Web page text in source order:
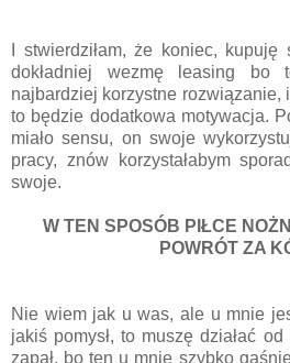
I stwierdziłam, że koniec,
dokładniej wezmę leasing bo
najbardziej korzystne rozwiązanie,
to będzie dodatkowa motywacja.
miało sensu, on swoje
pracy, znów korzystałabym
swoje.
W TEN SPOSÓB PIŁCE
POWRÓT ZA
Nie wiem jak u was, ale u mnie
jakiś pomysł, to muszę działać
zapał, bo ten u mnie szybko